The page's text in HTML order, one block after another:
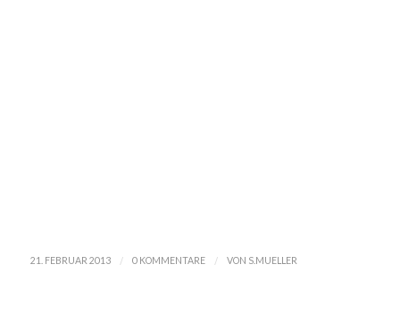
21. FEBRUAR 2013 / 0 KOMMENTARE / VON S.MUELLER